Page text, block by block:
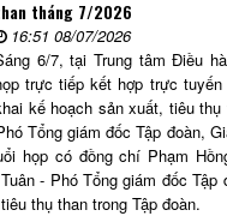
tháng 7/2026
16:51 08/07/2026
6/7, tại Trung tâm Điều
trực tiếp kết hợp trực
kế hoạch sản xuất, tiêu
Tổng giám đốc Tập đoàn,
họp có đồng chí Phạm
- Phó Tổng giám đốc
thụ than trong Tập đoàn.